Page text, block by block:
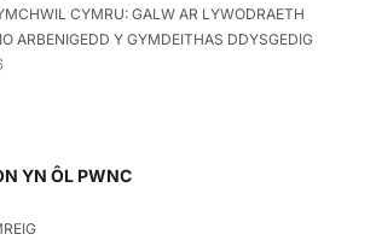
CYMRU: GALW AR LYWODRAETH
ARBENIGEDD Y GYMDEITHAS DDYSGEDIG
YN ÔL PWNC